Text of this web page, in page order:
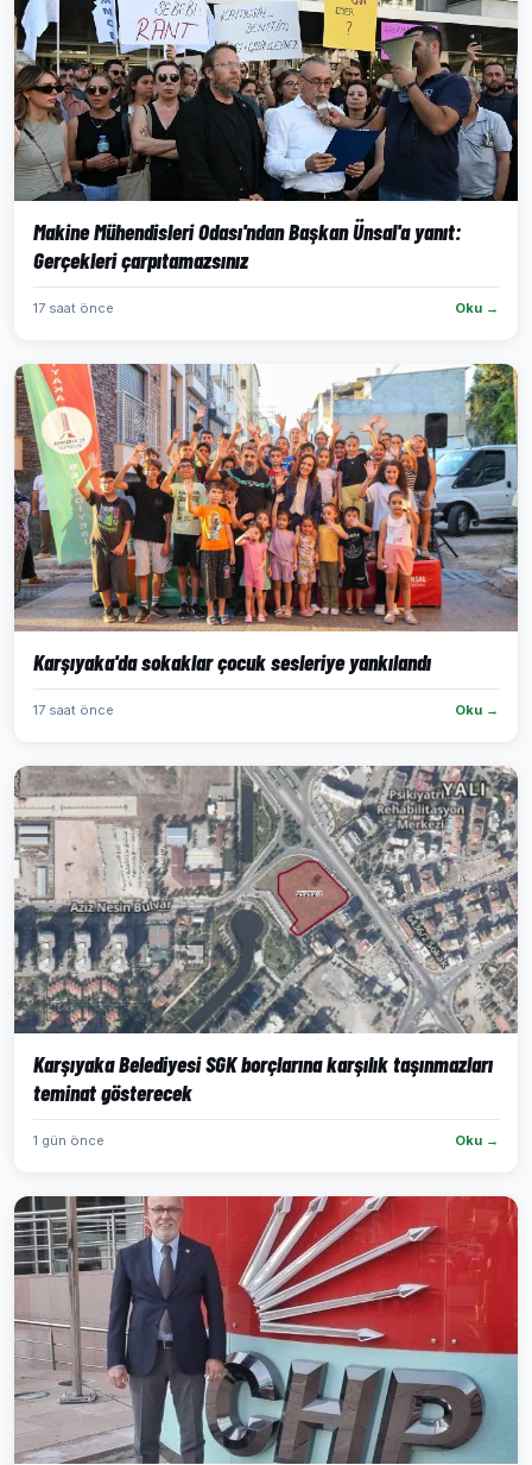
Makine Mühendisleri Odası'ndan Başkan Ünsal'a yanıt:
Gerçekleri çarpıtamazsınız
17 saat önce Oku →
Karşıyaka'da sokaklar çocuk sesleriye yankılandı
17 saat önce Oku →
Karşıyaka Belediyesi SGK borçlarına karşılık taşınmazları
teminat gösterecek
1 gün önce Oku →